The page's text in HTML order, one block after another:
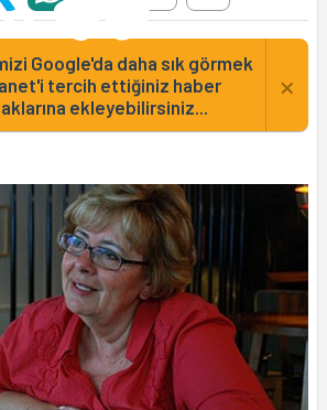
Google'da daha sık görmek
tercih ettiğiniz haber
ekleyebilirsiniz...
×